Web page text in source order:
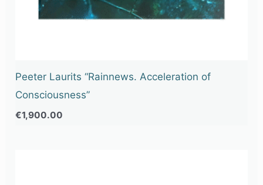
Peeter Laurits “Rainnews. Acceleration of
Consciousness”
€1,900.00